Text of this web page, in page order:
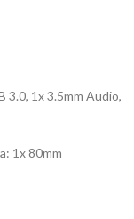
3.0, 1x 3.5mm Audio,
1x 80mm